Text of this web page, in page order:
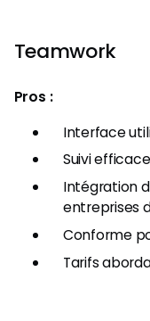
Teamwork
Pros :
Interface
Suivi
Intégration
entreprises
Conforme
Tarifs